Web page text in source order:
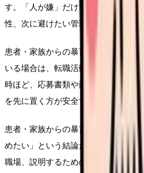
す。「人が嫌」だけで終わらせず、
性、次に避けたい管理体制までつなげ
患者・家族からの暴言で辞めたいと
いる場合は、転職活動の前に休む段
時ほど、応募書類や面接より、受診
を先に置く方が安全です。
患者・家族からの暴言で辞めたいに
めたい」という結論だけでなく、悩
職場、説明するための記録を分けて